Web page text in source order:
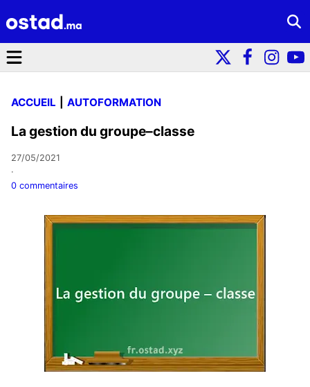
ACCUEIL AUTOFORMATION
La gestion du groupe–classe
27/05/2021
·
0 commentaires